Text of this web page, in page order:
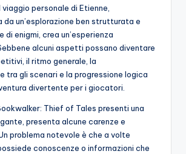
personale di Etienne,
un’esplorazione ben strutturata e
di enigmi, crea un’esperienza
alcuni aspetti possano diventare
il ritmo generale, la
tra gli scenari e la progressione logica
divertente per i giocatori.
Thief of Tales presenti una
presenta alcune carenze e
problema notevole è che a volte
conoscenze o informazioni che